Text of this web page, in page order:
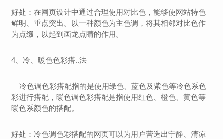
好处：在网页设计中通过合理使用对比色，能够使网站特色
鲜明、重点突出。以一种颜色为主色调，将其相邻对比色作
为点缀，以起到画龙点睛的作用。
4、冷、暖色色彩搭..法
冷色调色彩搭配指的是使用绿色、蓝色及紫色等冷色系色
彩进行搭配，暖色调色彩搭配是指使用红色、橙色、黄色等
暖色系颜色的搭配。
好处：冷色调色彩搭配的网页可以为用户营造出宁静、清凉